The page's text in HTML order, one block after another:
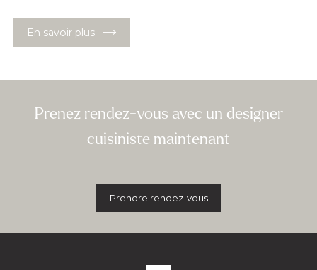
En savoir plus
Prenez rendez-vous avec un designer
cuisiniste maintenant
Prendre rendez-vous